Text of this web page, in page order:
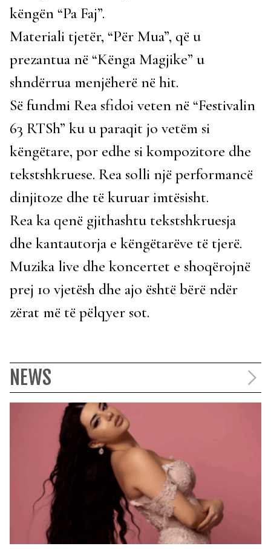
këngën “Pa Faj”.
Materiali tjetër, “Për Mua”, që u
prezantua në “Kënga Magjike” u
shndërrua menjëherë në hit.
Së fundmi Rea sfidoi veten në “Festivalin
63 RTSh” ku u paraqit jo vetëm si
këngëtare, por edhe si kompozitore dhe
tekstshkruese. Rea solli një performancë
dinjitoze dhe të kuruar imtësisht.
Rea ka qenë gjithashtu tekstshkruesja
dhe kantautorja e këngëtarëve të tjerë.
Muzika live dhe koncertet e shoqërojnë
prej 10 vjetësh dhe ajo është bërë ndër
zërat më të pëlqyer sot.
NEWS